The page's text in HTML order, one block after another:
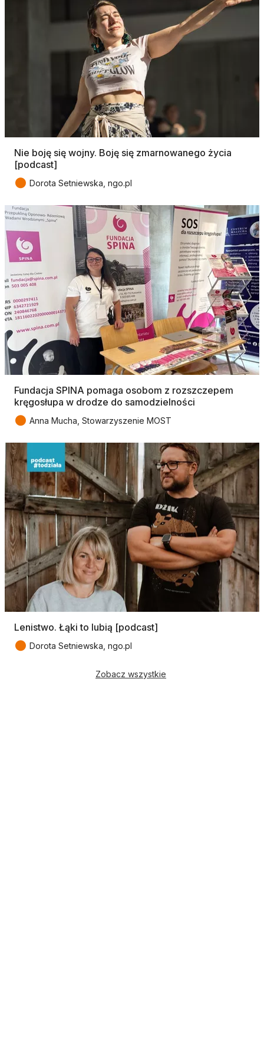
Nie boję się wojny. Boję się zmarnowanego życia
[podcast]
● Dorota Setniewska, ngo.pl
Fundacja SPINA pomaga osobom z rozszczepem
kręgosłupa w drodze do samodzielności
● Anna Mucha, Stowarzyszenie MOST
Lenistwo. Łąki to lubią [podcast]
● Dorota Setniewska, ngo.pl
Zobacz wszystkie